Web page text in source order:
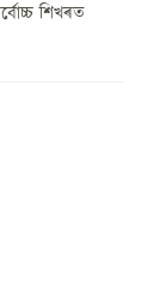
শিখৰত